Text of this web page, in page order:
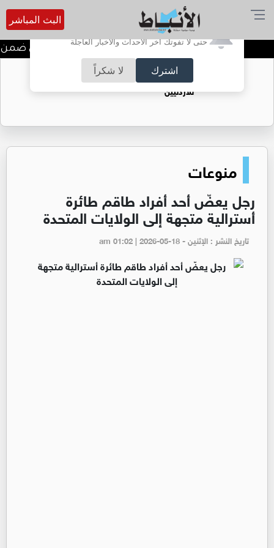
أترغب في تفعيل الإشعارات؟
حتى لا تفوتك آخر الأحداث والأخبار العاجلة
اشترك لا شكراً
البث المباشر
ندوة تعاين التراث الأردني ضمن
حقل الريشة حين يتحول الغاز إلى فرص عمل
للأردنيين
منوعات
رجل يعضّ أحد أفراد طاقم طائرة
أسترالية متجهة إلى الولايات المتحدة
تاريخ النشر : الإثنين - am 01:02 | 2026-05-18